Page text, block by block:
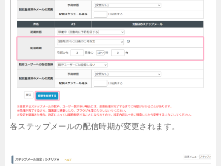
各ステップメールの配信時期が変更されます。